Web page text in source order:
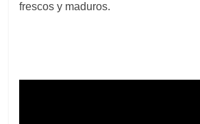
frescos y maduros.